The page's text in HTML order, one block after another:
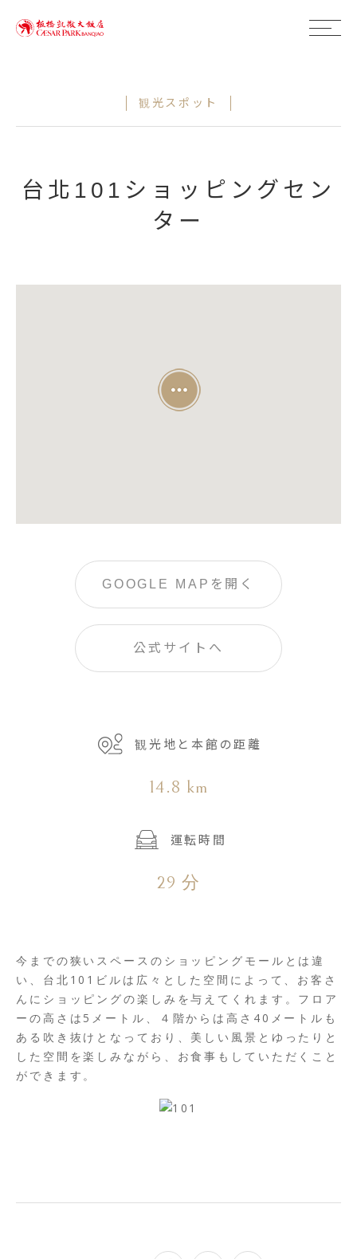
観光スポット
台北101ショッピングセン
ター
GOOGLE MAPを開く
公式サイトへ
観光地と本館の距離
14.8 km
運転時間
29 分
今までの狭いスペースのショッピングモールとは違
い、台北101ビルは広々とした空間によって、お客さ
んにショッピングの楽しみを与えてくれます。フロア
ーの高さは5メートル、４階からは高さ40メートルも
ある吹き抜けとなっており、美しい風景とゆったりと
した空間を楽しみながら、お食事もしていただくこと
ができます。